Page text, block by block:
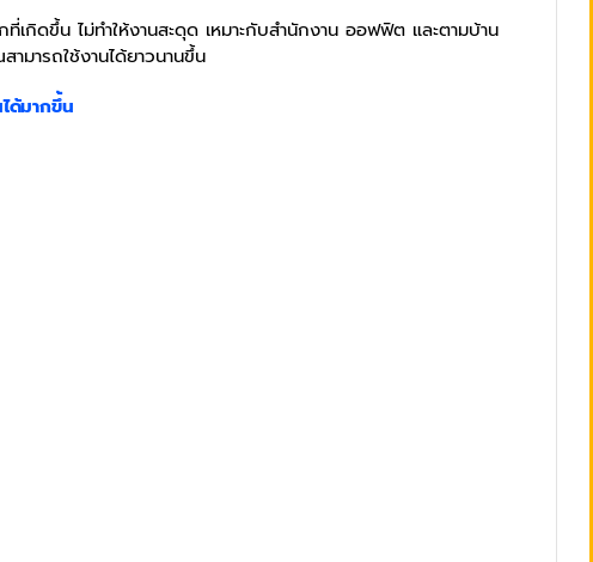
ดขึ้น ไม่ทำให้งานสะดุด เหมาะกับสำนักงาน ออฟฟิต และตามบ้าน
มารถใช้งานได้ยาวนานขึ้น
ด้มากขึ้น